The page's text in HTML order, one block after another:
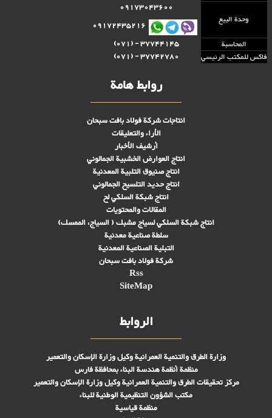
وحدة البيع
09173043600
09172435216
المحاسبة
37744145 - (071)
فاكس للمكتب الرئيسي
37742780 - (071)
روابط هامة
انتاجات شركة فولاد بافت سبحان
الأراء والتعليقات
أرشيف الأخبار
انتاج العوارض الخشبية الجمالوني
انتاج صنىوق التلبية المعدنية
انتاج حديد التلسيح الجمالوني
انتاج شبكة السلكي لح
المقالات والمحتويات
انتاج شبكة السلكي لسياج مشبك ( السياج، الممسك)
سلطة صناعية معدنية
التبلیة الصناعية المعدنية
شركة فولاد بافت سبحان
Rss
SiteMap
الروابط
وزارة الطرق والتنمية العمرانية وكيل وزارة الإسكان والتعمير
منظمة أنظمة هندسة البناء بمحافظة فارس
مركز تحقیقات الطرق والتنمية العمرانية وكيل وزارة الإسكان والتعمير
مكتب الشؤون التنظيمية الوطنية للبناء
منظمة قياسية